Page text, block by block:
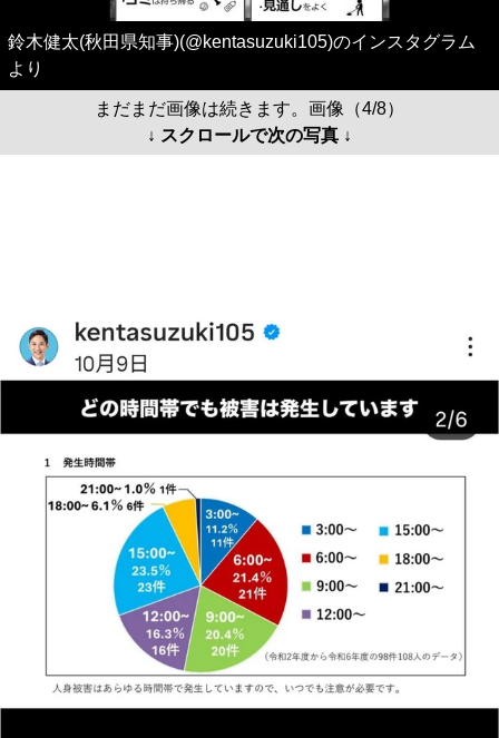
鈴木健太(秋田県知事)(@kentasuzuki105)のインスタグラム
より
まだまだ画像は続きます。画像（4/8）
↓ スクロールで次の写真 ↓